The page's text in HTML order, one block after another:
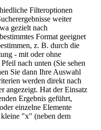
Filteroptionen
weiter
gezielt nach
Format geeignet
z. B. durch die
- mit oder ohne
nach unten (Sie sehen
Sie dann Ihre Auswahl
werden direkt nach
angezeigt. Hat der Einsatz
Ergebnis geführt,
einzelne Elemente
"x" (neben dem